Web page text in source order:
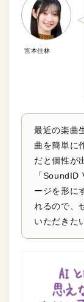
宮本佳林
最近の楽曲
曲を簡単に
だと個性が
「SoundID
ージを形に
れるので、
いただきた